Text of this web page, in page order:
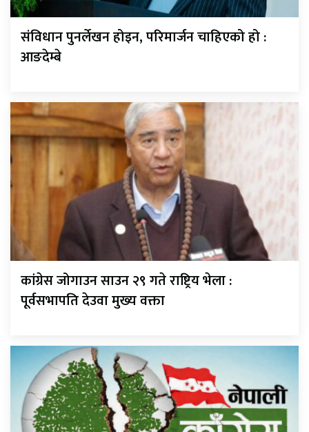
संविधान पुनर्लेखन होइन, परिमार्जन चाहिएको हो :
आङदेम्बे
कांग्रेस जोगाउन साउन २९ गते राष्ट्रिय भेला :
पूर्वसभापति देउवा मुख्य वक्ता